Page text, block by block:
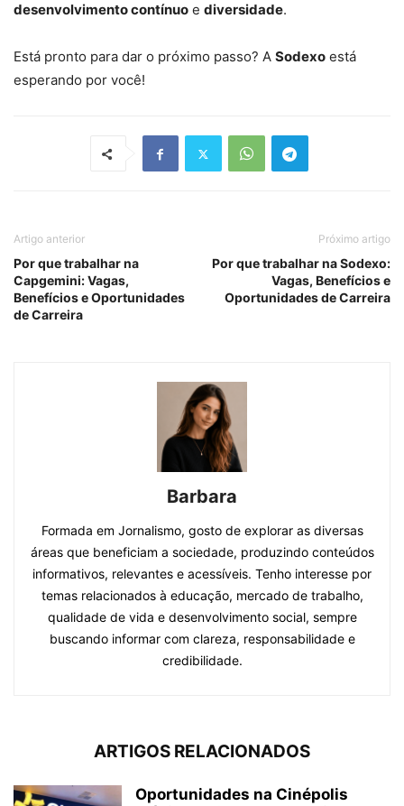
desenvolvimento contínuo e diversidade.
Está pronto para dar o próximo passo? A Sodexo está
esperando por você!
Artigo anterior
Por que trabalhar na
Capgemini: Vagas,
Benefícios e Oportunidades
de Carreira
Próximo artigo
Por que trabalhar na Sodexo:
Vagas, Benefícios e
Oportunidades de Carreira
Barbara
Formada em Jornalismo, gosto de explorar as diversas
áreas que beneficiam a sociedade, produzindo conteúdos
informativos, relevantes e acessíveis. Tenho interesse por
temas relacionados à educação, mercado de trabalho,
qualidade de vida e desenvolvimento social, sempre
buscando informar com clareza, responsabilidade e
credibilidade.
ARTIGOS RELACIONADOS
Oportunidades na Cinépolis